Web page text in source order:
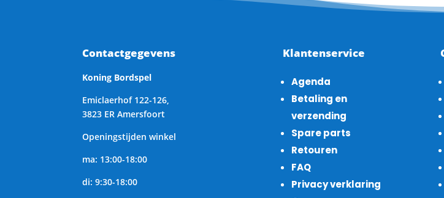
Contactgegevens
Koning Bordspel
Emiclaerhof 122-126,
3823 ER Amersfoort
Openingstijden winkel
ma: 13:00-18:00
di: 9:30-18:00
Klantenservice
Agenda
Betaling en
verzending
Spare parts
Retouren
FAQ
Privacy verklaring